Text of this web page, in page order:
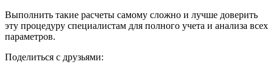
Выполнить такие расчеты самому сложно и лучше доверить
эту процедуру специалистам для полного учета и анализа всех
параметров.
Поделиться с друзьями: